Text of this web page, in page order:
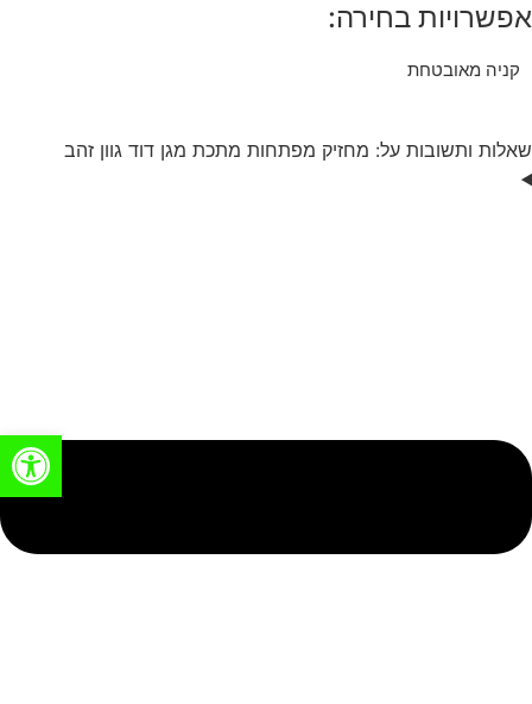
אפשרויות בחירה:
קניה מאובטחת
שאלות ותשובות על: מחזיק מפתחות מתכת מגן דוד גוון זהב
פתח